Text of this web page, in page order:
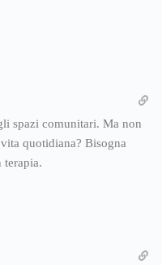
spazi comunitari. Ma non
quotidiana? Bisogna
terapia.